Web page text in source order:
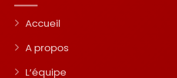
Accueil
A propos
L’équipe